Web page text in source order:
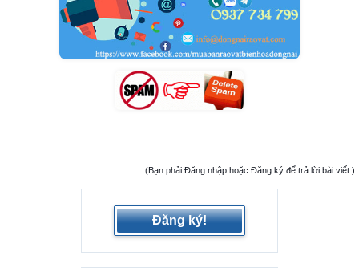
(Bạn phải Đăng nhập hoặc Đăng ký để trả lời bài viết.)
Đăng ký!